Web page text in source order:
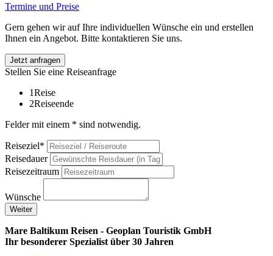
Termine und Preise
Gern gehen wir auf Ihre individuellen Wünsche ein und erstellen
Ihnen ein Angebot. Bitte kontaktieren Sie uns.
Jetzt anfragen
Stellen Sie eine Reiseanfrage
1Reise
2Reiseende
Felder mit einem * sind notwendig.
Reiseziel*
Reisedauer
Reisezeitraum
Wünsche
Weiter
Mare Baltikum Reisen - Geoplan Touristik GmbH
Ihr besonderer Spezialist über 30 Jahren